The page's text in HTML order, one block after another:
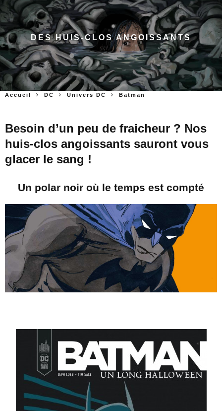
DES HUIS-CLOS ANGOISSANTS
Accueil DC Univers DC Batman
Besoin d’un peu de fraicheur ? Nos
huis-clos angoissants sauront vous
glacer le sang !
Un polar noir où le temps est compté